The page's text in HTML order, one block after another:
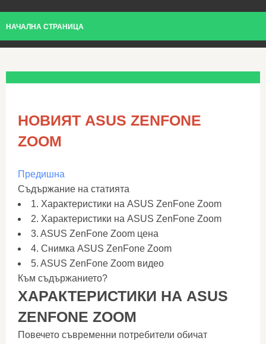
НАЧАЛНА СТРАНИЦА
НОВИЯТ ASUS ZENFONE
ZOOM
Предишна
Съдържание на статията
1. Характеристики на ASUS ZenFone Zoom
2. Характеристики на ASUS ZenFone Zoom
3. ASUS ZenFone Zoom цена
4. Снимка ASUS ZenFone Zoom
5. ASUS ZenFone Zoom видео
Към съдържанието?
ХАРАКТЕРИСТИКИ НА ASUS
ZENFONE ZOOM
Повечето съвременни потребители обичат